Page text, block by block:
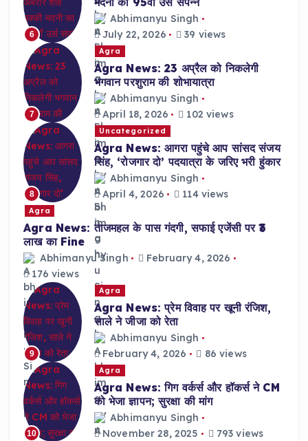
6
Abhimanyu Singh
July 22, 2026
39 views
7
Agra
Agra News: 23 अप्रैल को निकलेगी
भगवान परशुराम की शोभायात्रा
Abhimanyu Singh
April 18, 2026
102 views
8
Uncategorized
Agra News: आगरा पहुंचे आप सांसद संजय
सिंह, ‘रोजगार दो’ पदयात्रा के जरिए भरी हुंकार
Abhimanyu Singh
April 4, 2026
114 views
Agra
Agra News: ताजमहल के पास गंदगी, सफाई एजेंसी पर ₹3
लाख का Fine
Abhimanyu Singh
February 4, 2026
176 views
9
Agra
Agra News: प्रेम विवाह पर खूनी रंजिश,
साले ने जीजा को रेता
Abhimanyu Singh
February 4, 2026
86 views
10
Agra
Agra News: गिग वर्कर्स और हॉकर्स ने CM
को भेजा ज्ञापन; सुरक्षा की मांग
Abhimanyu Singh
November 28, 2025
793 views